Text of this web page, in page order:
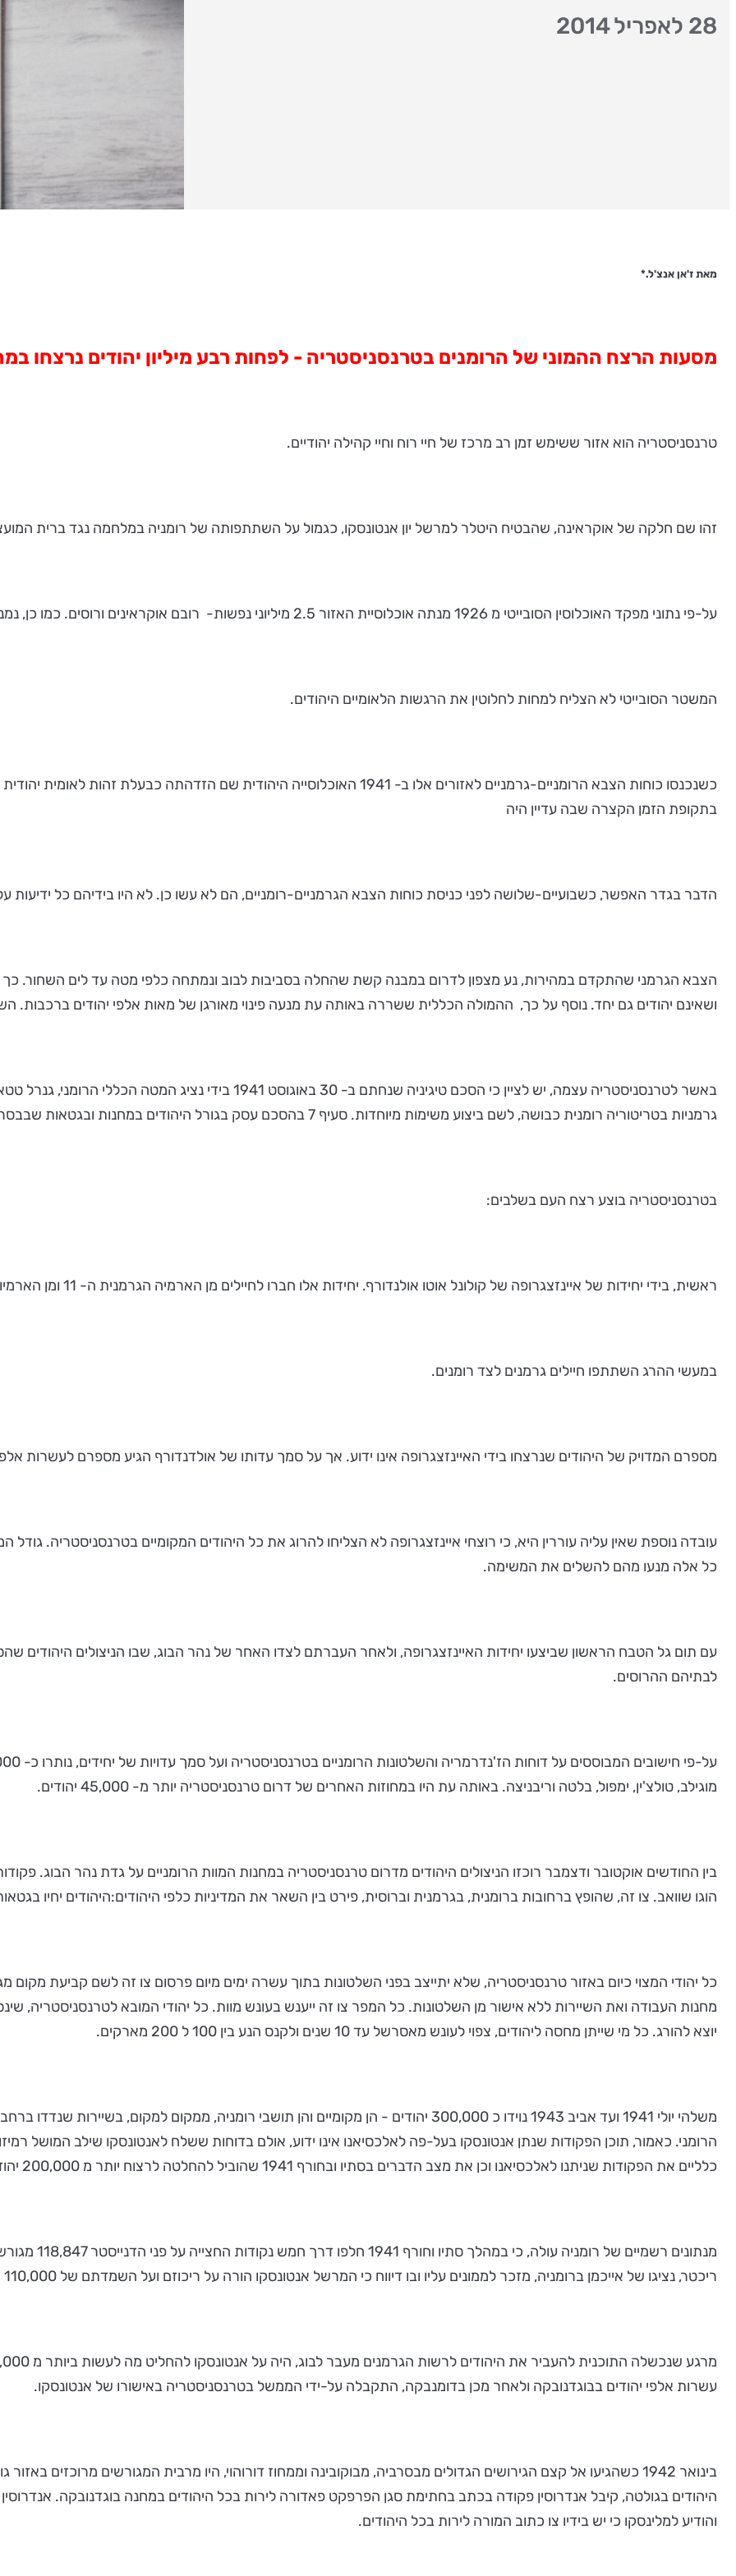
28 לאפריל 2014
מאת ז'אן אנצ'ל.*
מסעות הרצח ההמוני של הרומנים בטרנסניסטריה - לפחות רבע מיליון יהודים נרצחו
טרנסניסטריה הוא אזור ששימש זמן רב מרכז של חיי רוח וחיי קהילה יהודיים.
זהו שם חלקה של אוקראינה, שהבטיח היטלר למרשל יון אנטונסקו, כגמול על השתתפותה של רומניה במלחמה נגד ברית
על-פי נתוני מפקד האוכלוסין הסובייטי מ 1926 מנתה אוכלוסיית האזור 2.5 מיליוני נפשות- רובם אוקראינים ורוסים. כמו כן, נמנו כ 300,000 יהודים, 290,000 רומנים ו- 125000 גרמנים.
המשטר הסובייטי לא הצליח למחות לחלוטין את הרגשות הלאומיים היהודים.
כשנכנסו כוחות הצבא הרומניים-גרמניים לאזורים אלו ב- 1941 האוכלוסייה היהודית שם
בתקופת הזמן הקצרה שבה עדיין היה
הדבר בגדר האפשר, כשבועיים-שלושה לפני כניסת כוחות הצבא הגרמניים-רומניים, הם לא עשו כן. לא היו בידיהם כל ידיעות
הצבא הגרמני שהתקדם במהירות, נע מצפון לדרום במבנה קשת שהחלה בסביבות לבוב ונמתחה כלפי מטה עד לים השחור.
ושאינם יהודים גם יחד. נוסף על כך, ההמולה הכללית ששררה באותה עת מנעה פינוי מאורגן של מאות אלפי יהודים ברכבות.
באשר לטרנסניסטריה עצמה, יש לציין כי הסכם טיגיניה שנחתם ב- 30
גרמניות בטריטוריה רומנית כבושה, לשם ביצוע משימות מיוחדות. סעיף 7 בהסכם עסק בגורל היהודים במחנות ובגטאות שבבסרביה ובבוקובינה.
בטרנסניסטריה בוצע רצח העם בשלבים:
ראשית, בידי יחידות של איינזצגרופה של קולונל אוטו אולנדורף. יחידות אלו חברו לחיילים מן הארמיה הגרמנית ה- 11 ומן הארמיות הרומניות השלישית והרביעית.
במעשי ההרג השתתפו חיילים גרמנים לצד רומנים.
מספרם המדויק של היהודים שנרצחו בידי האיינזצגרופה אינו ידוע. אך על סמך עדותו של אולדנדורף הגיע מספרם לעשרות
עובדה נוספת שאין עליה עוררין היא, כי רוצחי איינזצגרופה לא הצליחו להרוג את כל היהודים המקומיים בטרנסניסטריה.
כל אלה מנעו מהם להשלים את המשימה.
עם תום גל הטבח הראשון שביצעו יחידות האיינזצגרופה, ולאחר העברתם לצדו האחר של נהר הבוג, שבו הניצולים היהודים
לבתיהם ההרוסים.
מוגילב, טולצ'ין, ימפול, בלטה וריבניצה. באותה עת היו במחוזות האחרים של דרום טרנסניסטריה יותר מ- 45,000 יהודים.
הוגו שוואב. צו זה, שהופץ ברחובות ברומנית, בגרמנית וברוסית, פירט בין השאר את המדיניות כלפי היהודים:היהודים יחיו
כל יהודי המצוי כיום באזור טרנסניסטריה, שלא יתייצב בפני השלטונות בתוך עשרה ימים מיום פרסום צו זה לשם קביעת מקום
מחנות העבודה ואת השיירות ללא אישור מן השלטונות. כל המפר צו זה ייענש בעונש מוות. כל יהודי המובא לטרנסניסטריה,
יוצא להורג. כל מי שייתן מחסה ליהודים, צפוי לעונש מאסרשל עד 10 שנים ולקנס הנע בין 100 ל 200 מארקים.
משלהי יולי 1941 ועד אביב 1943 נוידו כ 300,000 יהודים - הן מקומיים והן תושבי רומניה, ממקום
הרומני. כאמור, תוכן הפקודות שנתן אנטונסקו בעל-פה לאלכסיאנו אינו ידוע, אולם בדוחות ששלח לאנטונסקו שילב המושל
כלליים את הפקודות שניתנו לאלכסיאנו וכן את מצב הדברים בסתיו ובחורף 1941 שהוביל להחלטה לרצוח יותר מ 200,000 יהודים בחורף 1942-1941.
ריכטר, נציגו של אייכמן ברומניה, מזכר לממונים עליו ובו דיווח כי המרשל אנטונסקו הורה על ריכוזם ועל השמדתם של 110,000 יהודים מבסרביה ומבוקובינה בשני יערות סמוך לבוג.
עשרות אלפי יהודים בבוגדנובקה ולאחר מכן בדומנבקה, התקבלה על-ידי הממשל בטרנסניסטריה באישורו של אנטונסקו.
בינואר 1942 כשהגיעו אל קצם הגירושים הגדולים מבסרביה, מבוקובינה וממחוז דורוהוי, היו מרבית המגורשים מרוכזים
והודיע למלינסקו כי יש בידיו צו כתוב המורה לירות בכל היהודים.